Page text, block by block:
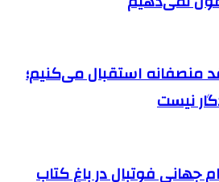
منصفانه استقبال می‌کنیم؛
نیست
جهانی فوتبال در باغ کتاب